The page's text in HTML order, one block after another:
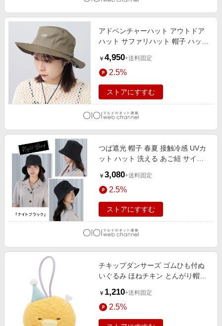
アドベンチャーハット アウトドア
ハット サファリハット 帽子 ハット
￥ 4,950+送料固定
2.5%
ストアにすすむ
つば遮光 帽子 春夏 接触冷感 UVカ
ット ハット 洗える あご紐 サイズ
￥ 3,080+送料固定
2.5%
ストアにすすむ
チキップダンサーズ ゴムひも付ぬ
いぐるみ ほねチキン とんがり帽子
￥ 1,210+送料固定
2.5%